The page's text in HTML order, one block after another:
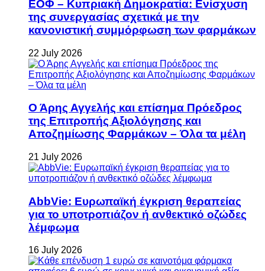
ΕΟΦ – Κυπριακή Δημοκρατία: Ενίσχυση
της συνεργασίας σχετικά με την
κανονιστική συμμόρφωση των φαρμάκων
22 July 2026
Ο Άρης Αγγελής και επίσημα Πρόεδρος
της Επιτροπής Αξιολόγησης και
Αποζημίωσης Φαρμάκων – Όλα τα μέλη
21 July 2026
AbbVie: Ευρωπαϊκή έγκριση θεραπείας
για το υποτροπιάζον ή ανθεκτικό οζώδες
λέμφωμα
16 July 2026